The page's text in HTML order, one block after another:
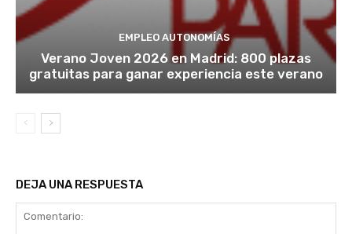
EMPLEO AUTONOMÍAS
Verano Joven 2026 en Madrid: 800 plazas
gratuitas para ganar experiencia este verano
DEJA UNA RESPUESTA